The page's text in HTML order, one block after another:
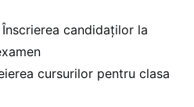
Înscrierea candidaților la
cursurilor pentru clasa